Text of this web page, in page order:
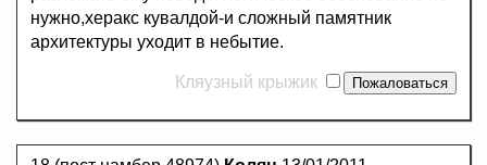
нужно,херакс кувалдой-и сложный памятник
архитектуры уходит в небытие.
Кляузный крыжик